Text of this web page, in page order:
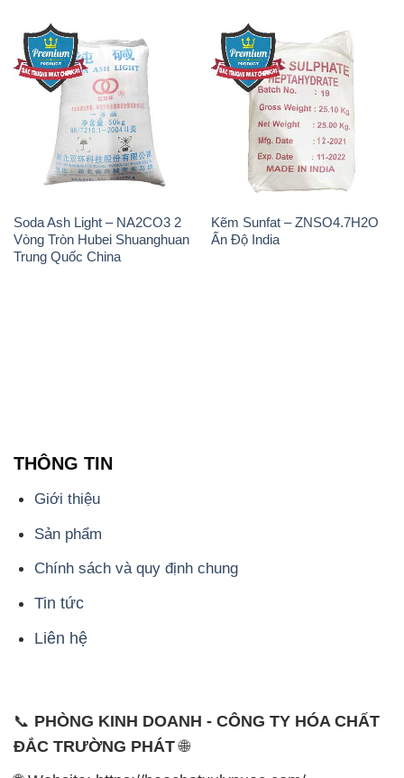
Soda Ash Light – NA2CO3 2
Vòng Tròn Hubei Shuanghuan
Trung Quốc China
Kẽm Sunfat – ZNSO4.7H2O
Ấn Độ India
THÔNG TIN
Giới thiệu
Sản phẩm
Chính sách và quy định chung
Tin tức
Liên hệ
📞 PHÒNG KINH DOANH - CÔNG TY HÓA CHẤT
ĐẮC TRƯỜNG PHÁT🌐